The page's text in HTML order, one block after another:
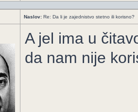
Naslov: Re: Da li je zajednistvo stetno ili korisno?
A jel ima u
da nam nije